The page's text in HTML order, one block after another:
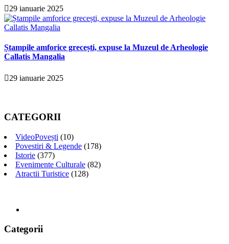
29 ianuarie 2025
Ștampile amforice grecești, expuse la Muzeul de Arheologie
Callatis Mangalia
29 ianuarie 2025
CATEGORII
VideoPovești (10)
Povestiri & Legende (178)
Istorie (377)
Evenimente Culturale (82)
Atractii Turistice (128)
Categorii